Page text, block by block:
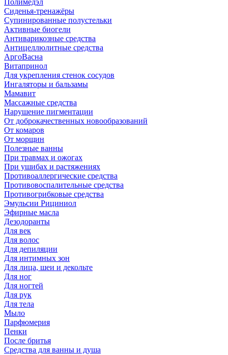
Полимедэл
Сиденья-тренажёры
Супинированные полустельки
Активные биогели
Антиварикозные средства
Антицеллюлитные средства
АргоВасна
Витапринол
Для укрепления стенок сосудов
Ингаляторы и бальзамы
Мамавит
Массажные средства
Нарушение пигментации
От доброкачественных новообразований
От комаров
От морщин
Полезные ванны
При травмах и ожогах
При ушибах и растяжениях
Противоаллергические средства
Противовоспалительные средства
Противогрибковые средства
Эмульсии Рициниол
Эфирные масла
Дезодоранты
Для век
Для волос
Для депиляции
Для интимных зон
Для лица, шеи и декольте
Для ног
Для ногтей
Для рук
Для тела
Мыло
Парфюмерия
Пенки
После бритья
Средства для ванны и душа